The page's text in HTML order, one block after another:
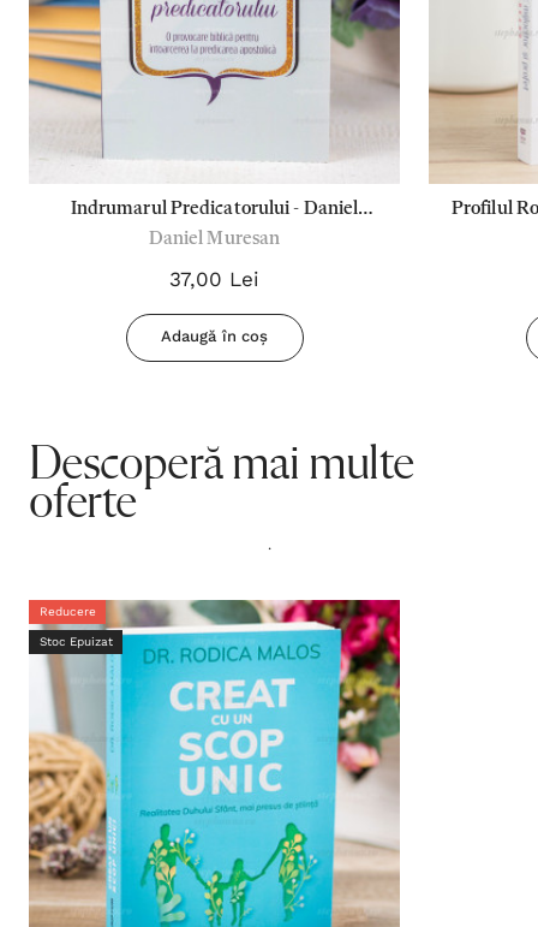
Indrumarul Predicatorului - Daniel
Muresan
Daniel Muresan
37,00 Lei
Adaugă în coș
Profilul
Descoperă mai multe
oferte
.
Reducere
Stoc Epuizat